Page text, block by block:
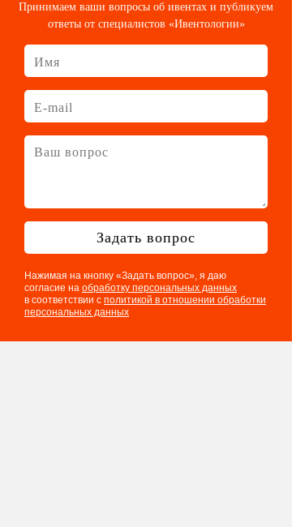
Принимаем ваши вопросы об ивентах и публикуем
ответы от специалистов «Ивентологии»
Задать вопрос
Нажимая на кнопку «Задать вопрос», я даю
согласие на обработку персональных данных
в соответствии с политикой в отношении обработки
персональных данных